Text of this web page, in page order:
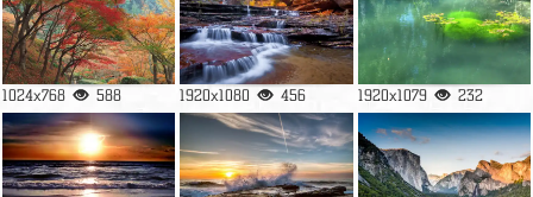
1024x768 588 1920x1080 456 1920x1079 232